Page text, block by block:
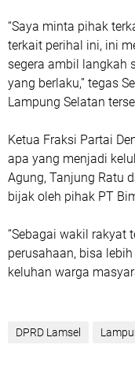
“Saya minta pihak
terkait perihal ini, ini
segera ambil langkah
yang berlaku,” tegas
Lampung Selatan
Ketua Fraksi Partai
apa yang menjadi
Agung, Tanjung Ratu
bijak oleh pihak PT
”Sebagai wakil rakyat
perusahaan, bisa
keluhan warga
DPRD Lamsel